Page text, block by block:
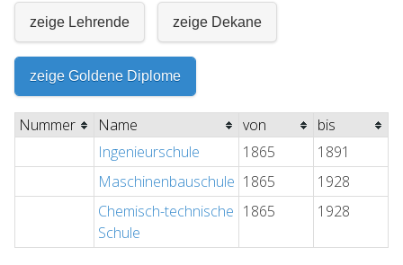
zeige Lehrende zeige Dekane
zeige Goldene Diplome
Nummer Name von
bis
Ingenieurschule
1865
1891
Maschinenbauschule 1865
1928
Chemisch-technische
Schule
1865 1928